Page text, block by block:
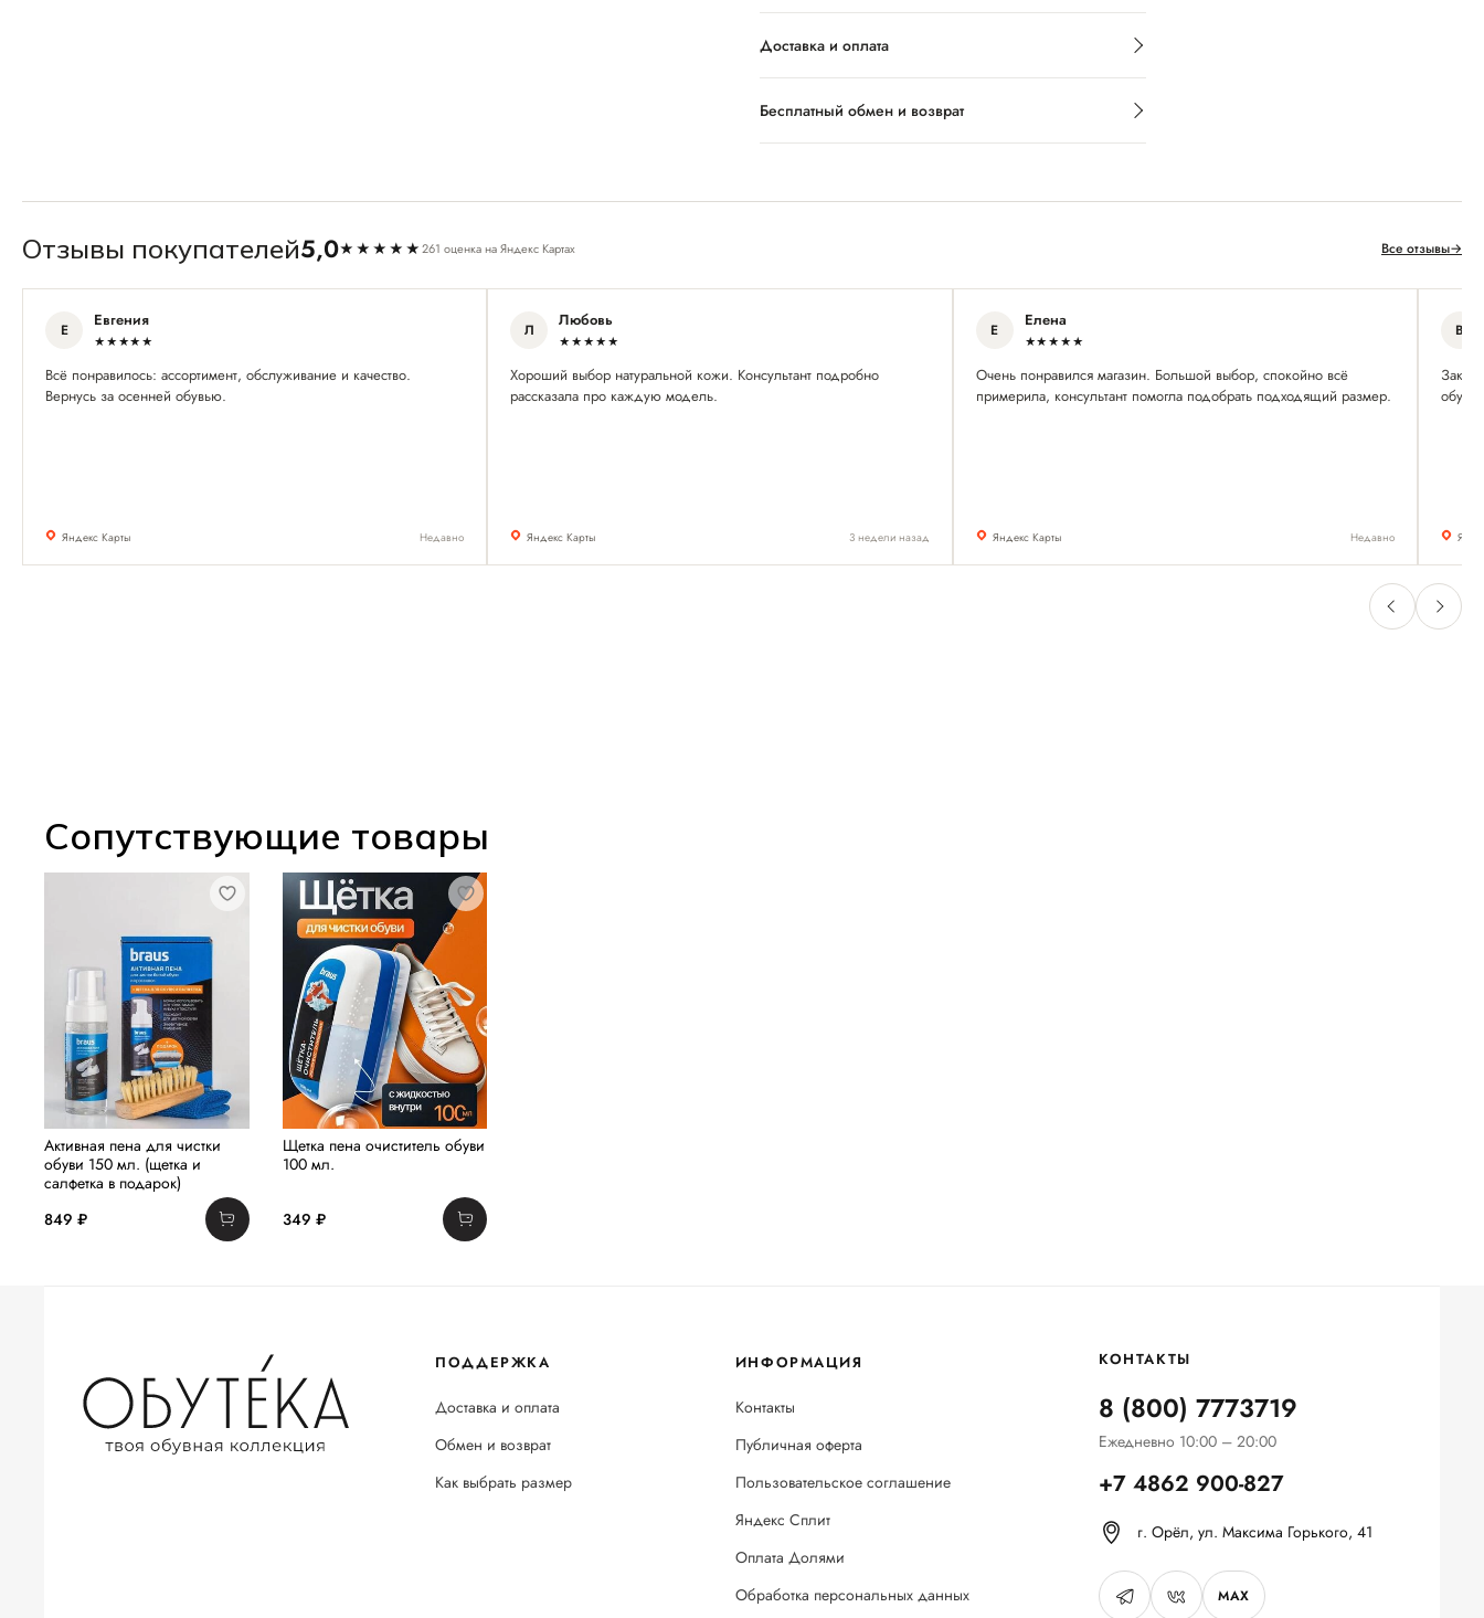
Доставка и оплата
Бесплатный обмен и возврат
Отзывы покупателей5,0★★★★★261 оценка на Яндекс Картах Все отзывы→
Е Евгения
★★★★★
Всё понравилось: ассортимент, обслуживание и качество.
Вернусь за осенней обувью.
Яндекс Карты Недавно
Л Любовь
★★★★★
Хороший выбор натуральной кожи. Консультант подробно
рассказала про каждую модель.
Яндекс Карты 3 недели назад
Е Елена
★★★★★
Очень понравился магазин. Большой выбор, спокойно всё
примерила, консультант помогла подобрать подходящий размер.
Яндекс Карты Недавно
В
обувь
Сопутствующие товары
Активная пена для чистки
обуви 150 мл. (щетка и
салфетка в подарок)
849 ₽
Щетка пена очиститель обуви
100 мл.
349 ₽
ПОДДЕРЖКА
Доставка и оплата
Обмен и возврат
Как выбрать размер
ИНФОРМАЦИЯ
Контакты
Публичная оферта
Пользовательское соглашение
Яндекс Сплит
Оплата Долями
Обработка персональных данных
КОНТАКТЫ
8 (800) 7773719
Ежедневно 10:00 – 20:00
+7 4862 900-827
г. Орёл, ул. Максима Горького, 41
MAX